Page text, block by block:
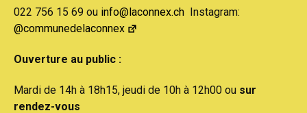
022 756 15 69 ou info@laconnex.ch Instagram:
@communedelaconnex
Ouverture au public :
Mardi de 14h à 18h15, jeudi de 10h à 12h00 ou sur
rendez-vous